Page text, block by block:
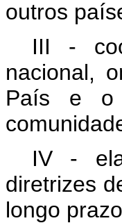
outros
III -
nacional,
País e o
IV -
diretrizes
longo